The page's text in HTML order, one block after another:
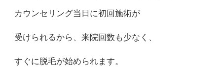
カウンセリング当日に初回施術が
受けられるから、来院回数も少なく、
すぐに脱毛が始められます。